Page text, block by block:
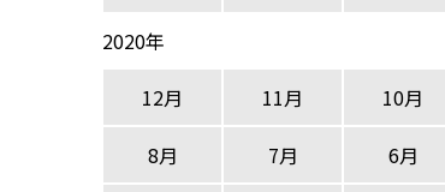
2020年
12月
11月 10月
8月
7月 6月